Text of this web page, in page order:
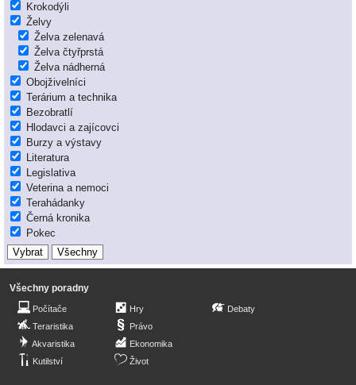
Krokodýli
Želvy
Želva zelenavá
Želva čtyřprstá
Želva nádherná
Obojživelníci
Terárium a technika
Bezobratlí
Hlodavci a zajícovci
Burzy a výstavy
Literatura
Legislativa
Veterina a nemoci
Terahádanky
Černá kronika
Pokec
Všechny poradny
Počítače
Teraristika
Akvaristika
Kutilství
Hry
Právo
Ekonomika
Život
Debaty